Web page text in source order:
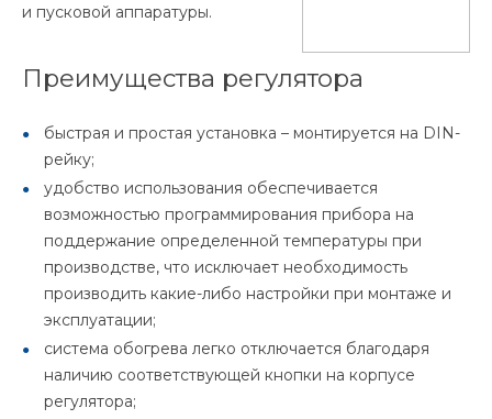
и пусковой аппаратуры.
Преимущества регулятора
быстрая и простая установка – монтируется на DIN-
рейку;
удобство использования обеспечивается
возможностью программирования прибора на
поддержание определенной температуры при
производстве, что исключает необходимость
производить какие-либо настройки при монтаже и
эксплуатации;
система обогрева легко отключается благодаря
наличию соответствующей кнопки на корпусе
регулятора;